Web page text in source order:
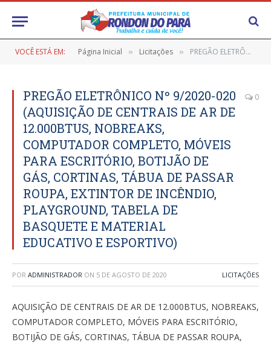
VOCÊ ESTÁ EM: Página Inicial » Licitações » PREGÃO ELETRÔNICO Nº 9/2020-020 (AQUISIÇÃO DE CENTRAIS DE AR DE 12.000BTUS, NOBREAKS, COMPUTADOR COMPLETO, MÓVEIS PARA ESCRITÓRIO, BOTIJÃO DE GÁS, CORTINAS, TÁBUA DE PASSAR ROUPA, EXTINTOR DE INCÊNDIO, PLAYGROUND, TABELA DE BASQUETE E MATERIAL EDUCATIVO E ESPORTIVO)
PREGÃO ELETRÔNICO Nº 9/2020-020
(AQUISIÇÃO DE CENTRAIS DE AR DE
12.000BTUS, NOBREAKS,
COMPUTADOR COMPLETO, MÓVEIS
PARA ESCRITÓRIO, BOTIJÃO DE
GÁS, CORTINAS, TÁBUA DE PASSAR
ROUPA, EXTINTOR DE INCÊNDIO,
PLAYGROUND, TABELA DE
BASQUETE E MATERIAL
EDUCATIVO E ESPORTIVO)
0
POR ADMINISTRADOR ON 5 DE AGOSTO DE 2020 LICITAÇÕES
AQUISIÇÃO DE CENTRAIS DE AR DE 12.000BTUS, NOBREAKS,
COMPUTADOR COMPLETO, MÓVEIS PARA ESCRITÓRIO,
BOTIJÃO DE GÁS, CORTINAS, TÁBUA DE PASSAR ROUPA,